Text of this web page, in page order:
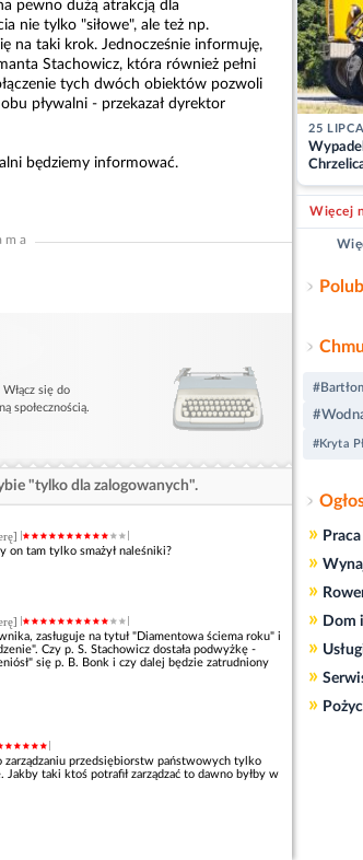
pewno dużą atrakcją dla
nie tylko "siłowe", ale też np.
na taki krok. Jednocześnie informuję,
Stachowicz, która również pełni
tych dwóch obiektów pozwoli
pływalni - przekazał dyrektor
będziemy informować.
się do
społecznością.
"tylko dla zalogowanych".
on tam tylko smażył naleśniki?
zasługuje na tytuł "Diamentowa ściema roku" i
Czy p. S. Stachowicz dostała podwyżkę -
się p. B. Bonk i czy dalej będzie zatrudniony
zarządzaniu przedsiębiorstw państwowych tylko
taki ktoś potrafił zarządzać to dawno byłby w
25 LIPCA
Więcej
#Kryta
» Praca
»
»
» Dom
»
»
»